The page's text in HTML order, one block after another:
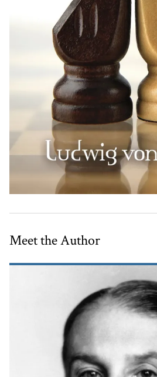
Meet the Author